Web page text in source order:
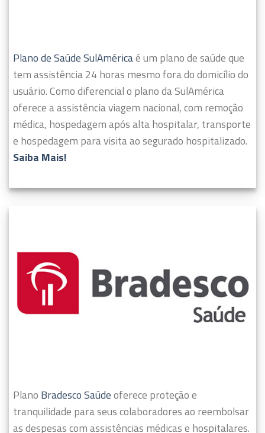
Plano de Saúde SulAméricaé um plano de saúde que
tem assistência 24 horas mesmo fora do domicílio do
usuário.Como diferencial o plano da SulAmérica
oferece a assistência viagem nacional, com remoção
médica, hospedagem após alta hospitalar, transporte
e hospedagem para visita ao segurado hospitalizado.
Saiba Mais!
Plano Bradesco Saúdeoferece proteção e
tranquilidade para seus colaboradores ao reembolsar
as despesas com assistências médicas e hospitalares.